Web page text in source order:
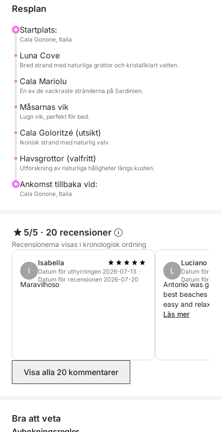
sanna naturparadis som främst är tillgängliga från
Turen är utformad för att varva naturskön segling
med stopp för bad i turkost vatten, perfekt för
simning och snorkling. Det kristallklara havet och
havsbotten gör varje stopp till en unik upplevelse.
Under dagen har du gott om tid att koppla av, sola
och njuta av landskapet i lugn och ro, omgivet av en
Perfekt för par, familjer eller grupper av vänner, det
är det perfekta sättet att upptäcka Oroseibukten från
ett privilegierat perspektiv.
Boka nu på Click&Boat och upplev Cala Gonone från
Resplan
Startplats:
Cala Gonone, Italia
Luna Cove
Bred strand med naturliga grottor och kristallklart vatten.
Cala Mariolu
En av de vackraste stränderna på Sardinien.
Måsarnas vik
Lugn vik, perfekt för bad.
Cala Goloritzé (utsikt)
Ikonisk strand med naturlig valv.
Havsgrottor (valfritt)
Utforskning av naturliga håligheter längs kusten.
Ankomst tillbaka vid:
Cala Gonone, Italia
5/5 · 20 recensioner
Recensionerna visas i kronologisk ordning
I
Isabella
Datum för uthyrningen 2026-07-13 ·
Datum för recensionen 2026-07-20
Maravilhoso
L
Luciano
Datum för
Datum för
Antonio was
best beaches
easy and relax.
Läs mer
Visa alla 20 kommentarer
Bra att veta